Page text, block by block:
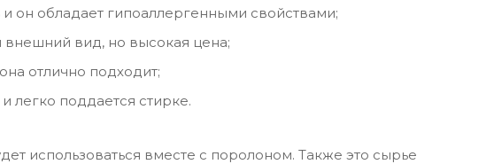
он обладает гипоаллергенными свойствами;
вид, но высокая цена;
отлично подходит;
легко поддается стирке.
использоваться вместе с поролоном. Также это сырье